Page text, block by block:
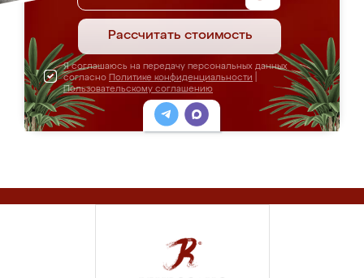
Рассчитать стоимость
Я соглашаюсь на передачу персональных данных
согласно Политике конфиденциальности
Пользовательскому соглашению